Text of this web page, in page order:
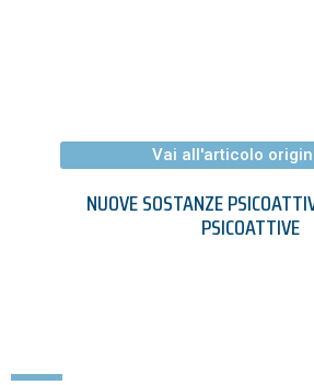
Vai all'articolo
NUOVE SOSTANZE
PSICOATTIVE